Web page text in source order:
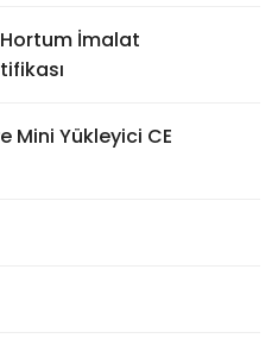
İmalat
Mini Yükleyici CE